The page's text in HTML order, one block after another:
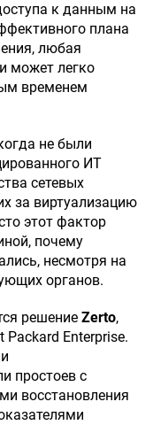
к данным на
плана
любая
может легко
временем
не были
ИТ
сетевых
за виртуализацию
этот фактор
почему
несмотря на
органов.
решение Zerto,
Packard Enterprise.
простоев с
восстановления